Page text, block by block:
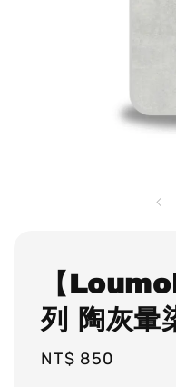
【
列 陶灰暈
Regular
NT$ 850